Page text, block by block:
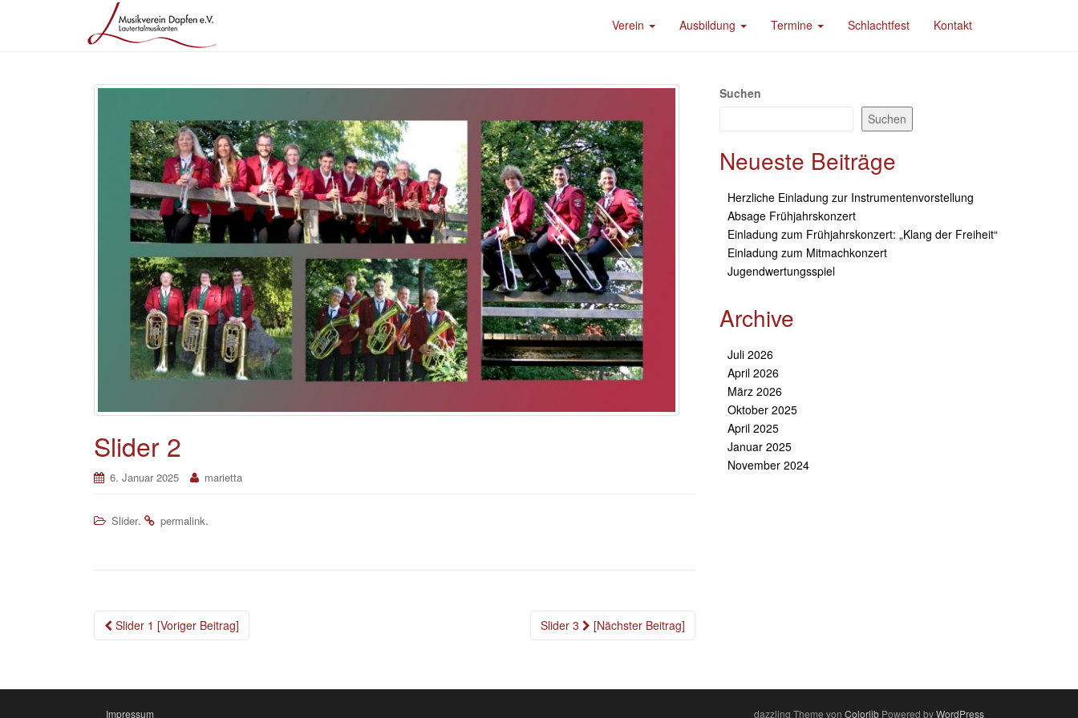
Verein Ausbildung Termine Schlachtfest Kontakt
Slider 2
6. Januar 2025 marietta
Slider. permalink.
Beitragsnavigation
Slider 1 [Voriger Beitrag] Slider 3 [Nächster Beitrag]
Suchen
Suchen
Neueste Beiträge
Herzliche Einladung zur Instrumentenvorstellung
Absage Frühjahrskonzert
Einladung zum Frühjahrskonzert: „Klang der Freiheit“
Einladung zum Mitmachkonzert
Jugendwertungsspiel
Archive
Juli 2026
April 2026
März 2026
Oktober 2025
April 2025
Januar 2025
November 2024
Impressum dazzling Theme von Colorlib Powered byWordPress